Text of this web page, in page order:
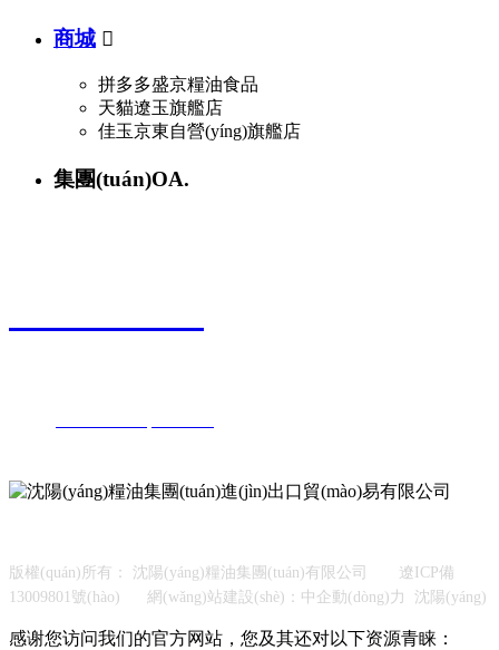
商城 
拼多多盛京糧油食品
天貓遼玉旗艦店
佳玉京東自營(yíng)旗艦店
集團(tuán)OA.
版權(quán)所有： 沈陽(yáng)糧油集團(tuán)有限公司
遼ICP備
13009801號(hào)
網(wǎng)站建設(shè)：中企動(dòng)力 沈陽(yáng)
感谢您访问我们的官方网站，您及其还对以下资源青睐：